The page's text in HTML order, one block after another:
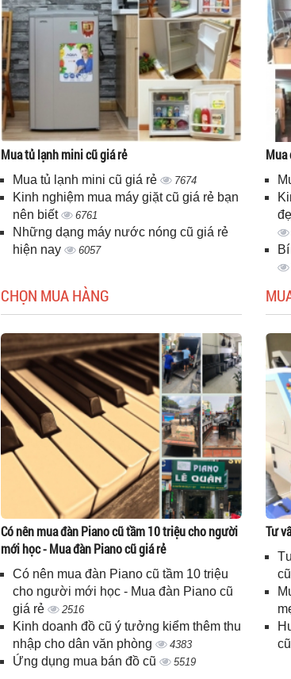
Mua tủ lạnh mini cũ giá rẻ
Mua tủ lạnh mini cũ giá rẻ 7674
Kinh nghiệm mua máy giặt cũ giá rẻ bạn
nên biết
6761
Những dạng máy nước nóng cũ giá rẻ
hiện nay
6057
Mua
CHỌN MUA HÀNG
Có nên mua đàn Piano cũ tầm 10 triệu cho người
mới học - Mua đàn Piano cũ giá rẻ
Có nên mua đàn Piano cũ tầm 10 triệu
cho người mới học - Mua đàn Piano cũ
giá rẻ
2516
Kinh doanh đồ cũ ý tưởng kiểm thêm thu
nhập cho dân văn phòng
4383
Ứng dụng mua bán đồ cũ 5519
Tư
cũ